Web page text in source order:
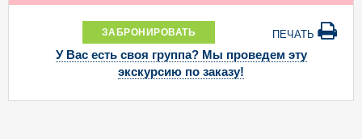
ЗАБРОНИРОВАТЬ ПЕЧАТЬ
У Вас есть своя группа? Мы проведем эту
экскурсию по заказу!